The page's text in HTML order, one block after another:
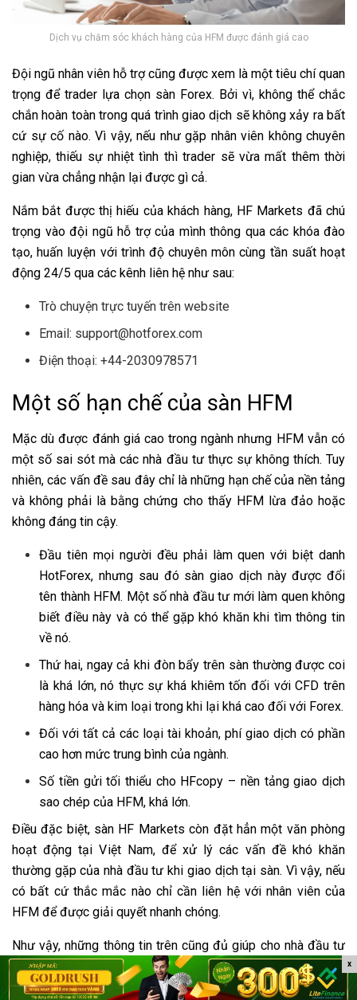
Dịch vụ chăm sóc khách hàng của HFM được đánh giá cao
Đội ngũ nhân viên hỗ trợ cũng được xem là một tiêu chí quan
trọng để trader lựa chọn sàn Forex. Bởi vì, không thể chắc
chắn hoàn toàn trong quá trình giao dịch sẽ không xảy ra bất
cứ sự cố nào. Vì vậy, nếu như gặp nhân viên không chuyên
nghiệp, thiếu sự nhiệt tình thì trader sẽ vừa mất thêm thời
gian vừa chẳng nhận lại được gì cả.
Nắm bắt được thị hiếu của khách hàng, HF Markets đã chú
trọng vào đội ngũ hỗ trợ của mình thông qua các khóa đào
tạo, huấn luyện với trình độ chuyên môn cùng tần suất hoạt
động 24/5 qua các kênh liên hệ như sau:
Trò chuyện trực tuyến trên website
Email: support@hotforex.com
Điện thoại: +44-2030978571
Một số hạn chế của sàn HFM
Mặc dù được đánh giá cao trong ngành nhưng HFM vẫn có
một số sai sót mà các nhà đầu tư thực sự không thích. Tuy
nhiên, các vấn đề sau đây chỉ là những hạn chế của nền tảng
và không phải là bằng chứng cho thấy HFM lừa đảo hoặc
không đáng tin cậy.
Đầu tiên mọi người đều phải làm quen với biệt danh
HotForex, nhưng sau đó sàn giao dịch này được đổi
tên thành HFM. Một số nhà đầu tư mới làm quen không
biết điều này và có thể gặp khó khăn khi tìm thông tin
về nó.
Thứ hai, ngay cả khi đòn bẩy trên sàn thường được coi
là khá lớn, nó thực sự khá khiêm tốn đối với CFD trên
hàng hóa và kim loại trong khi lại khá cao đối với Forex.
Đối với tất cả các loại tài khoản, phí giao dịch có phần
cao hơn mức trung bình của ngành.
Số tiền gửi tối thiểu cho HFcopy – nền tảng giao dịch
sao chép của HFM, khá lớn.
Điều đặc biệt, sàn HF Markets còn đặt hẳn một văn phòng
hoạt động tại Việt Nam, để xử lý các vấn đề khó khăn
thường gặp của nhà đầu tư khi giao dịch tại sàn. Vì vậy, nếu
có bất cứ thắc mắc nào chỉ cần liên hệ với nhân viên của
HFM để được giải quyết nhanh chóng.
Như vậy, những thông tin trên cũng đủ giúp cho nhà đầu tư
tự trả lời được việcsàn HF Marketslừa đảo hay không? Hy
vọng, bài viết của Sanuytin.vn sẽ giúp ích cho trader trong
x